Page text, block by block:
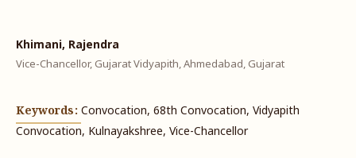
Khimani, Rajendra
Vice-Chancellor, Gujarat Vidyapith, Ahmedabad, Gujarat
Keywords: Convocation, 68th Convocation, Vidyapith
Convocation, Kulnayakshree, Vice-Chancellor